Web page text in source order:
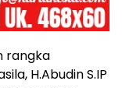
rangka
H.Abudin S.IP